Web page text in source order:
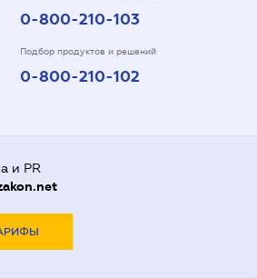
0-800-210-103
Подбор продуктов и решений
0-800-210-102
и PR